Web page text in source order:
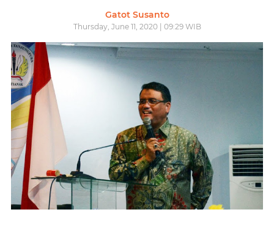
Gatot Susanto
Thursday, June 11, 2020 | 09:29 WIB